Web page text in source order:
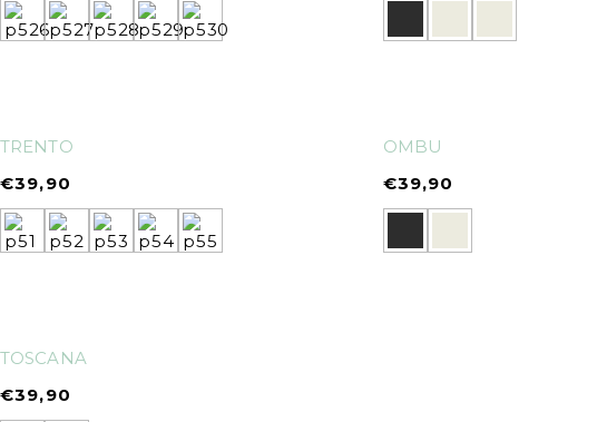
TRENTO
€39,90
OMBU
€39,90
TOSCANA
€39,90